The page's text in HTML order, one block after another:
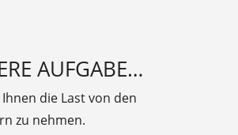
AUFGABE…
die Last von den
zu nehmen.